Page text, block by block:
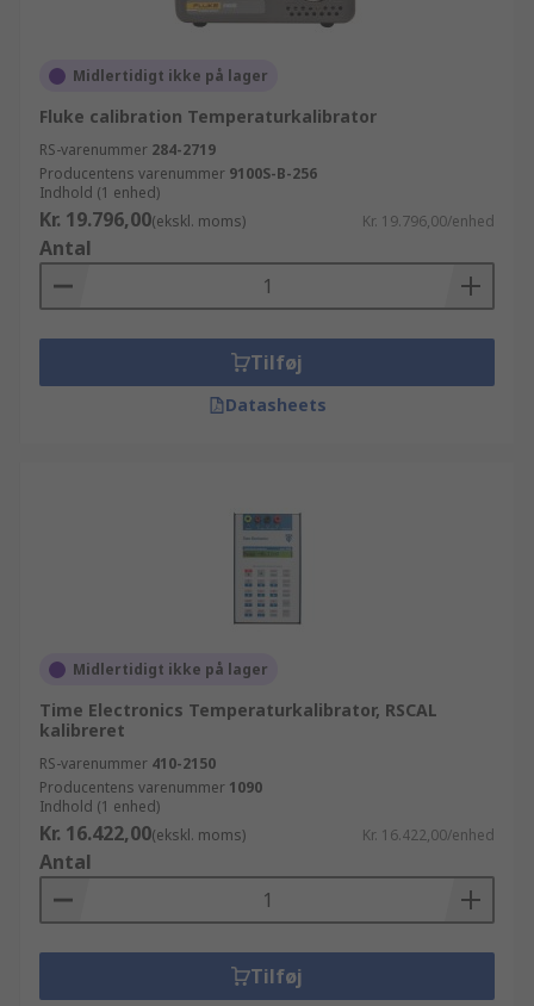
Midlertidigt ikke på lager
Fluke calibration Temperaturkalibrator
RS-varenummer 284-2719
Producentens varenummer 9100S-B-256
Indhold (1 enhed)
Kr. 19.796,00(ekskl. moms) Kr. 19.796,00/enhed
Antal
Tilføj
Datasheets
Midlertidigt ikke på lager
Time Electronics Temperaturkalibrator, RSCAL
kalibreret
RS-varenummer 410-2150
Producentens varenummer 1090
Indhold (1 enhed)
Kr. 16.422,00(ekskl. moms) Kr. 16.422,00/enhed
Antal
Tilføj